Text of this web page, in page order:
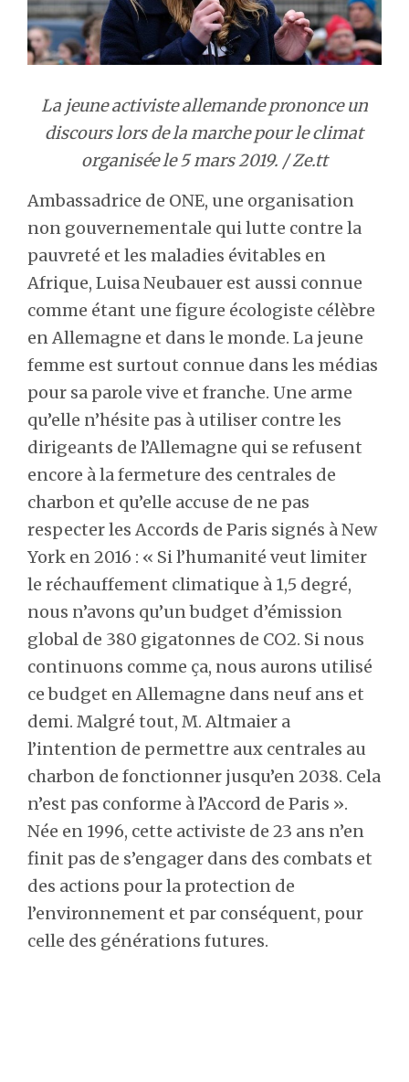
La jeune activiste allemande prononce un
discours lors de la marche pour le climat
organisée le 5 mars 2019. / Ze.tt
Ambassadrice de ONE, une organisation
non gouvernementale qui lutte contre la
pauvreté et les maladies évitables en
Afrique, Luisa Neubauer est aussi connue
comme étant une figure écologiste célèbre
en Allemagne et dans le monde. La jeune
femme est surtout connue dans les médias
pour sa parole vive et franche. Une arme
qu’elle n’hésite pas à utiliser contre les
dirigeants de l’Allemagne qui se refusent
encore à la fermeture des centrales de
charbon et qu’elle accuse de ne pas
respecter les Accords de Paris signés à New
York en 2016 : « Si l’humanité veut limiter
le réchauffement climatique à 1,5 degré,
nous n’avons qu’un budget d’émission
global de 380 gigatonnes de CO2. Si nous
continuons comme ça, nous aurons utilisé
ce budget en Allemagne dans neuf ans et
demi. Malgré tout, M. Altmaier a
l’intention de permettre aux centrales au
charbon de fonctionner jusqu’en 2038. Cela
n’est pas conforme à l’Accord de Paris ».
Née en 1996, cette activiste de 23 ans n’en
finit pas de s’engager dans des combats et
des actions pour la protection de
l’environnement et par conséquent, pour
celle des générations futures.